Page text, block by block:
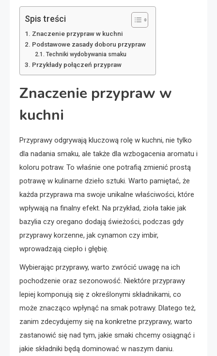
Spis treści
Znaczenie przypraw w kuchni
Podstawowe zasady doboru przypraw
Techniki wydobywania smaku
Przykłady połączeń przypraw
Znaczenie przypraw w
kuchni
Przyprawy odgrywają kluczową rolę w kuchni, nie tylko
dla nadania smaku, ale także dla wzbogacenia aromatu i
koloru potraw. To właśnie one potrafią zmienić prostą
potrawę w kulinarne dzieło sztuki. Warto pamiętać, że
każda przyprawa ma swoje unikalne właściwości, które
wpływają na finalny efekt. Na przykład, zioła takie jak
bazylia czy oregano dodają świeżości, podczas gdy
przyprawy korzenne, jak cynamon czy imbir,
wprowadzają ciepło i głębię.
Wybierając przyprawy, warto zwrócić uwagę na ich
pochodzenie oraz sezonowość. Niektóre przyprawy
lepiej komponują się z określonymi składnikami, co
może znacząco wpłynąć na smak potrawy. Dlatego też,
zanim zdecydujemy się na konkretne przyprawy, warto
zastanowić się nad tym, jakie smaki chcemy osiągnąć i
jakie składniki będą dominować w naszym daniu.